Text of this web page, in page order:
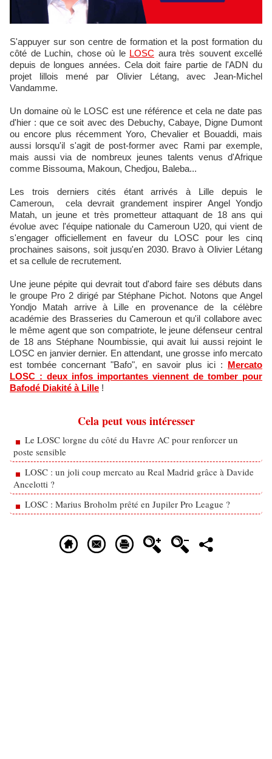
S'appuyer sur son centre de formation et la post formation du
côté de Luchin, chose où le LOSC aura très souvent excellé
depuis de longues années. Cela doit faire partie de l'ADN du
projet lillois mené par Olivier Létang, avec Jean-Michel
Vandamme.
Un domaine où le LOSC est une référence et cela ne date pas
d'hier : que ce soit avec des Debuchy, Cabaye, Digne Dumont
ou encore plus récemment Yoro, Chevalier et Bouaddi, mais
aussi lorsqu'il s'agit de post-former avec Rami par exemple,
mais aussi via de nombreux jeunes talents venus d'Afrique
comme Bissouma, Makoun, Chedjou, Baleba...
Les trois derniers cités étant arrivés à Lille depuis le
Cameroun, cela devrait grandement inspirer Angel Yondjo
Matah, un jeune et très prometteur attaquant de 18 ans qui
évolue avec l'équipe nationale du Cameroun U20, qui vient de
s'engager officiellement en faveur du LOSC pour les cinq
prochaines saisons, soit jusqu'en 2030. Bravo à Olivier Létang
et sa cellule de recrutement.
Une jeune pépite qui devrait tout d'abord faire ses débuts dans
le groupe Pro 2 dirigé par Stéphane Pichot. Notons que Angel
Yondjo Matah arrive à Lille en provenance de la célèbre
académie des Brasseries du Cameroun et qu'il collabore avec
le même agent que son compatriote, le jeune défenseur central
de 18 ans Stéphane Noumbissie, qui avait lui aussi rejoint le
LOSC en janvier dernier. En attendant, une grosse info mercato
est tombée concernant "Bafo", en savoir plus ici : Mercato
LOSC : deux infos importantes viennent de tomber pour
Bafodé Diakité à Lille !
Cela peut vous intéresser
Le LOSC lorgne du côté du Havre AC pour renforcer un
poste sensible
LOSC : un joli coup mercato au Real Madrid grâce à Davide
Ancelotti ?
LOSC : Marius Broholm prêté en Jupiler Pro League ?